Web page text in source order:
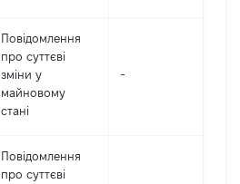
Повідомлення
про суттєві
зміни y
майновому
стані
-
Повідомлення
про суттєві